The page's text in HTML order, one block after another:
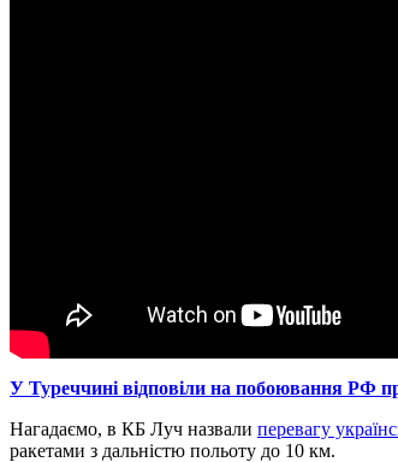
У Туреччині відповіли на побоювання РФ
Нагадаємо, в КБ Луч назвали перевагу
ракетами з дальністю польоту до 10 км.